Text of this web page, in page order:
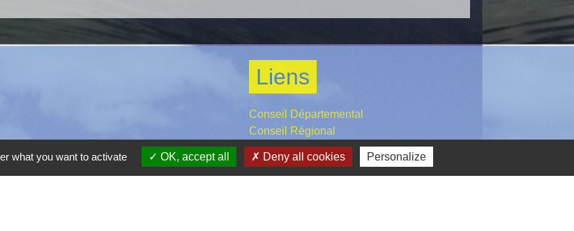
Liens
Conseil Départemental
Conseil Régional
Grand Belfort Communauté d'Agglomération
Préfecture
what you want to activate OK, accept all Deny all cookies Personalize